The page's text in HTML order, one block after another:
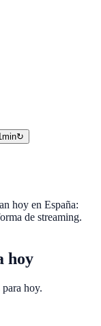
↻
hoy en España:
de streaming.
hoy
hoy.